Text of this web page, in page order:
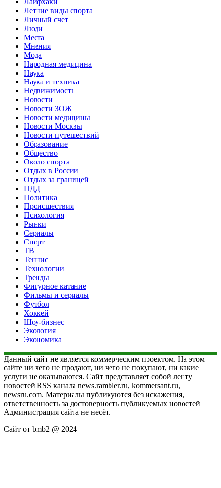
Летние виды спорта
Личный счет
Люди
Места
Мнения
Мода
Народная медицина
Наука
Наука и техника
Недвижимость
Новости
Новости ЗОЖ
Новости медицины
Новости Москвы
Новости путешествий
Образование
Общество
Около спорта
Отдых в России
Отдых за границей
ПДД
Политика
Происшествия
Психология
Рынки
Сериалы
Спорт
ТВ
Теннис
Технологии
Тренды
Фигурное катание
Фильмы и сериалы
Футбол
Хоккей
Шоу-бизнес
Экология
Экономика
Данный сайт не является коммерческим проектом. На этом
сайте ни чего не продают, ни чего не покупают, ни какие
услуги не оказываются. Сайт представляет собой ленту
новостей RSS канала news.rambler.ru, kommersant.ru,
newsru.com. Материалы публикуются без искажения,
ответственность за достоверность публикуемых новостей
Администрация сайта не несёт.
Сайт от bmb2 @ 2024